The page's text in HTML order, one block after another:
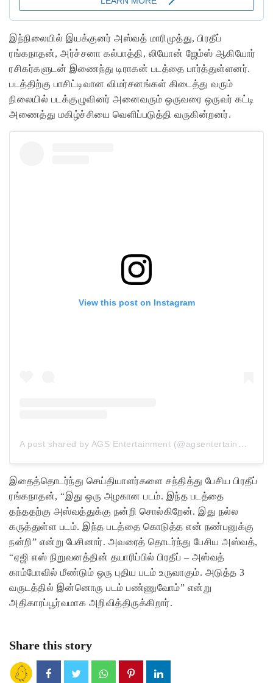
இந்நிலையில் இயக்குனர் அஸ்வத் மாரிமுத்து, பிரதீப்
ரங்கநாதன், அர்ச்சனா கல்பாத்தி, லியோன் ஜேம்ஸ் ஆகியோர்
ரசிகர்களுடன் இணைந்து டிராகன் படத்தை பார்த்துள்ளனர்.
படத்திற்கு பாசிட்டிவான விமர்சனங்கள் கிடைத்து வரும்
நிலையில் படக்குழுவினர் அனைவரும் ஒருவரை ஒருவர் கட்டி
அணைத்து மகிழ்ச்சியை வெளிப்படுத்தி வருகின்றனர்.
View this post on Instagram
A post shared by AGS Entertainment (@agsentertainment)
இதைத்தொடர்ந்து செய்தியாளர்களை சந்தித்து பேசிய பிரதீப்
ரங்கநாதன், “இது ஒரு அழகான படம். இந்த படத்தை
தந்ததற்கு அஸ்வத்துக்கு நன்றி சொல்கிறேன். இது நல்ல
கருத்துள்ள படம். இந்த படத்தை கொடுத்த என் நண்பனுக்கு
நன்றி” என்று பேசினார். அவரைத் தொடர்ந்து பேசிய அஸ்வத்,
“ஏஜி எஸ் நிறுவனத்தின் தயாரிப்பில் பிரதீப் – அஸ்வத்
காம்போவில் மீண்டும் ஒரு புதிய படம் உருவாகும். அடுத்த 3
வருடத்தில் இன்னொரு படம் பண்ணுவோம்” என்று
அதிகாரப்பூர்வமாக அறிவித்திருக்கிறார்.
Share this story